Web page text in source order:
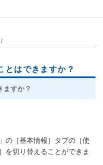
とはできますか？
ますか？
の［基本情報］タブの［使
を切り替えることができま